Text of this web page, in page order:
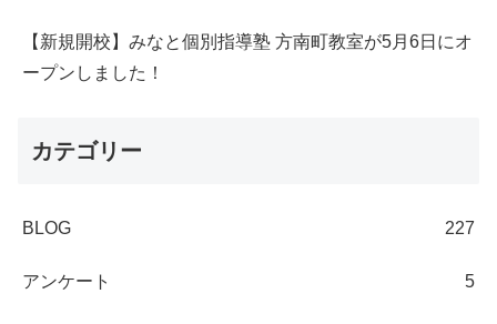
【新規開校】みなと個別指導塾 方南町教室が5月6日にオ
ープンしました！
カテゴリー
BLOG 227
アンケート 5